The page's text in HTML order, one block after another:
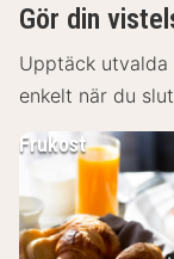
Gör din
Upptäck
enkelt när du
Frukost